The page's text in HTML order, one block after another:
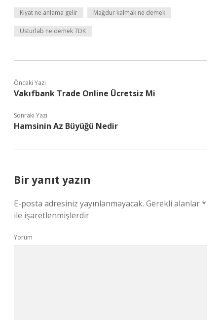
Kıyat ne anlama gelir Mağdur kalmak ne demek
Usturlab ne demek TDK
Önceki Yazı
Vakıfbank Trade Online Ücretsiz Mi
Sonraki Yazı
Hamsinin Az Büyüğü Nedir
Bir yanıt yazın
E-posta adresiniz yayınlanmayacak. Gerekli alanlar*
ile işaretlenmişlerdir
Yorum